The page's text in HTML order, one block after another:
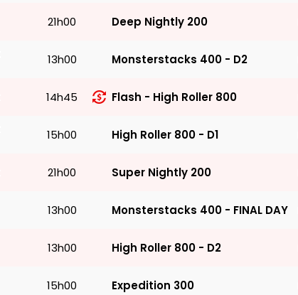
21h00 Deep Nightly 200
13h00 Monsterstacks 400 - D2
14h45 Flash - High Roller 800
15h00 High Roller 800 - D1
21h00 Super Nightly 200
13h00 Monsterstacks 400 - FINAL DAY
13h00 High Roller 800 - D2
15h00 Expedition 300